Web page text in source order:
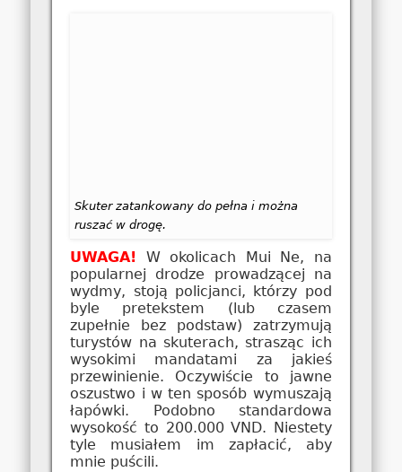
Skuter zatankowany do pełna i można
ruszać w drogę.
UWAGA!
W okolicach Mui Ne, na
popularnej drodze prowadzącej na
wydmy, stoją policjanci, którzy pod
byle pretekstem (lub czasem
zupełnie bez podstaw) zatrzymują
turystów na skuterach, strasząc ich
wysokimi mandatami za jakieś
przewinienie. Oczywiście to jawne
oszustwo i w ten sposób wymuszają
łapówki. Podobno standardowa
wysokość to 200.000 VND. Niestety
tyle musiałem im zapłacić, aby
mnie puścili.